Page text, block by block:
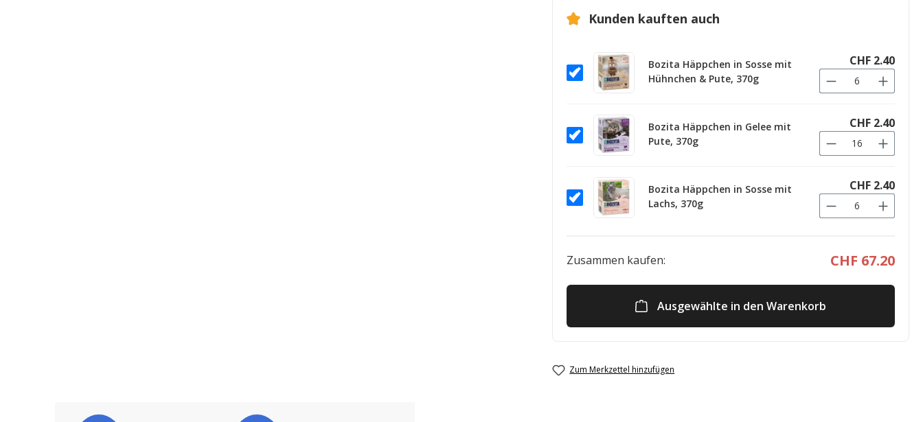
Kunden kauften auch
Bozita Häppchen in Sosse mit
Hühnchen & Pute, 370g
CHF 2.40
Bozita Häppchen in Gelee mit
Pute, 370g
CHF 2.40
Bozita Häppchen in Sosse mit
Lachs, 370g
CHF 2.40
Zusammen kaufen: CHF 67.20
Ausgewählte in den Warenkorb
Zum Merkzettel hinzufügen